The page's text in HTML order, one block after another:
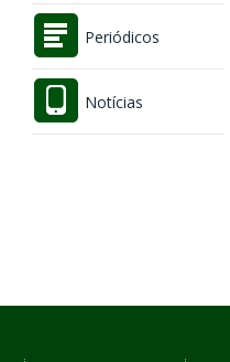
Periódicos
Notícias